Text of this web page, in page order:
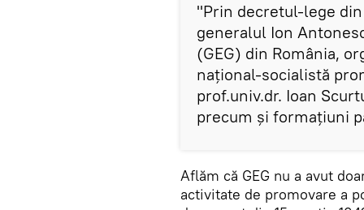
"Prin decretul-lege
generalul Ion
(GEG) din România,
naţional-socialistă
prof.univ.dr. Ioan
precum şi formaţiuni
Aflăm că GEG nu a avut
activitate de promovare a